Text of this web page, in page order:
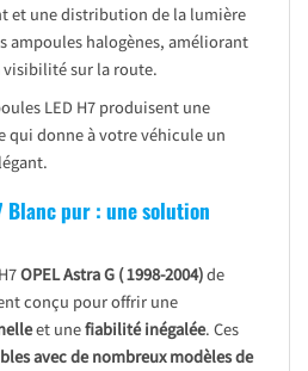
et une distribution de la lumière
ampoules halogènes, améliorant
sur la route.
LED H7 produisent une
qui donne à votre véhicule un
Blanc pur : une solution
OPEL Astra G ( 1998-2004)de
conçu pour offrir une
et unefiabilité inégalée. Ces
avec de nombreux modèles de